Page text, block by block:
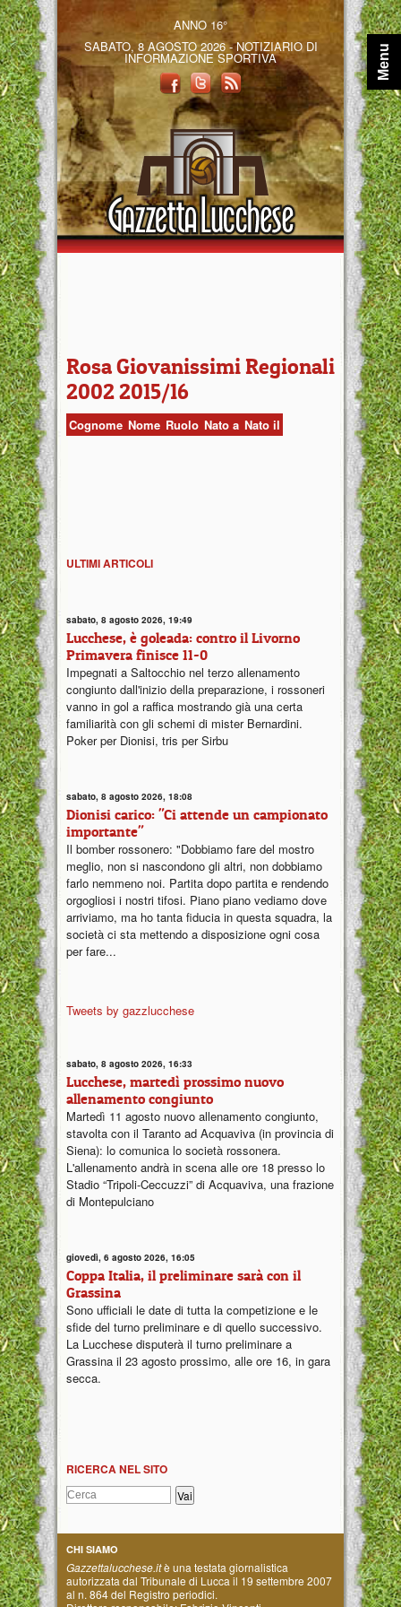
ANNO 16°
SABATO, 8 AGOSTO 2026 - NOTIZIARIO DI
INFORMAZIONE SPORTIVA
Rosa Giovanissimi Regionali
2002 2015/16
Cognome Nome Ruolo Nato a Nato il
ULTIMI ARTICOLI
sabato, 8 agosto 2026, 19:49
Lucchese, è goleada: contro il Livorno
Primavera finisce 11-0
Impegnati a Saltocchio nel terzo allenamento
congiunto dall'inizio della preparazione, i rossoneri
vanno in gol a raffica mostrando già una certa
familiarità con gli schemi di mister Bernardini.
Poker per Dionisi, tris per Sirbu
sabato, 8 agosto 2026, 18:08
Dionisi carico: "Ci attende un campionato
importante"
Il bomber rossonero: "Dobbiamo fare del mostro
meglio, non si nascondono gli altri, non dobbiamo
farlo nemmeno noi. Partita dopo partita e rendendo
orgogliosi i nostri tifosi. Piano piano vediamo dove
arriviamo, ma ho tanta fiducia in questa squadra, la
società ci sta mettendo a disposizione ogni cosa
per fare...
Tweets by gazzlucchese
sabato, 8 agosto 2026, 16:33
Lucchese, martedì prossimo nuovo
allenamento congiunto
Martedì 11 agosto nuovo allenamento congiunto,
stavolta con il Taranto ad Acquaviva (in provincia di
Siena): lo comunica lo società rossonera.
L'allenamento andrà in scena alle ore 18 presso lo
Stadio “Tripoli-Ceccuzzi” di Acquaviva, una frazione
di Montepulciano
giovedì, 6 agosto 2026, 16:05
Coppa Italia, il preliminare sarà con il
Grassina
Sono ufficiali le date di tutta la competizione e le
sfide del turno preliminare e di quello successivo.
La Lucchese disputerà il turno preliminare a
Grassina il 23 agosto prossimo, alle ore 16, in gara
secca.
RICERCA NEL SITO
CHI SIAMO
Gazzettalucchese.itè una testata giornalistica
autorizzata dal Tribunale di Lucca il 19 settembre 2007
al n. 864 del Registro periodici.
Menu